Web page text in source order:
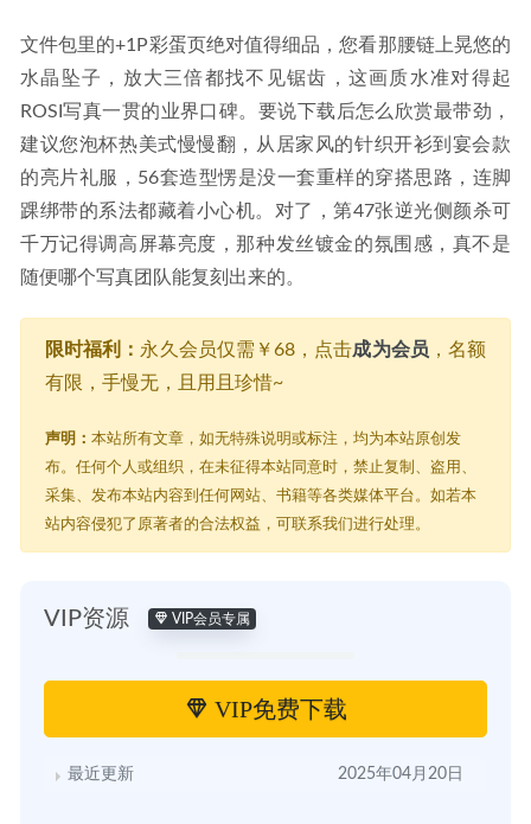
文件包里的+1P彩蛋页绝对值得细品，您看那腰链上晃悠的
水晶坠子，放大三倍都找不见锯齿，这画质水准对得起
ROSI写真一贯的业界口碑。要说下载后怎么欣赏最带劲，
建议您泡杯热美式慢慢翻，从居家风的针织开衫到宴会款
的亮片礼服，56套造型愣是没一套重样的穿搭思路，连脚
踝绑带的系法都藏着小心机。对了，第47张逆光侧颜杀可
千万记得调高屏幕亮度，那种发丝镀金的氛围感，真不是
随便哪个写真团队能复刻出来的。
限时福利： 永久会员仅需￥68，点击成为会员 ，名额
有限，手慢无，且用且珍惜~
声明： 本站所有文章，如无特殊说明或标注，均为本站原创发
布。任何个人或组织，在未征得本站同意时，禁止复制、盗用、
采集、发布本站内容到任何网站、书籍等各类媒体平台。如若本
站内容侵犯了原著者的合法权益，可联系我们进行处理。
VIP资源 VIP会员专属
VIP免费下载
最近更新 2025年04月20日